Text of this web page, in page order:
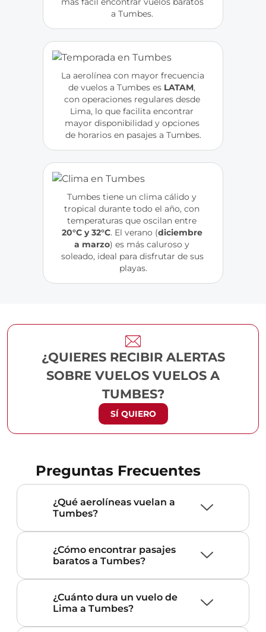
a Tumbes.
La aerolínea con mayor frecuencia
de vuelos a Tumbes es LATAM,
con operaciones regulares desde
Lima, lo que facilita encontrar
mayor disponibilidad y opciones
de horarios en pasajes a Tumbes.
Tumbes tiene un clima cálido y
tropical durante todo el año, con
temperaturas que oscilan entre
20°C y 32°C. El verano (diciembre
a marzo) es más caluroso y
soleado, ideal para disfrutar de sus
playas.
¿QUIERES RECIBIR ALERTAS
SOBRE VUELOS VUELOS A
TUMBES?
SÍ QUIERO
Preguntas Frecuentes
¿Qué aerolíneas vuelan a
Tumbes?
¿Cómo encontrar pasajes
baratos a Tumbes?
¿Cuánto dura un vuelo de
Lima a Tumbes?